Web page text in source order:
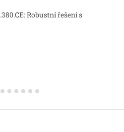
Robustní řešení s